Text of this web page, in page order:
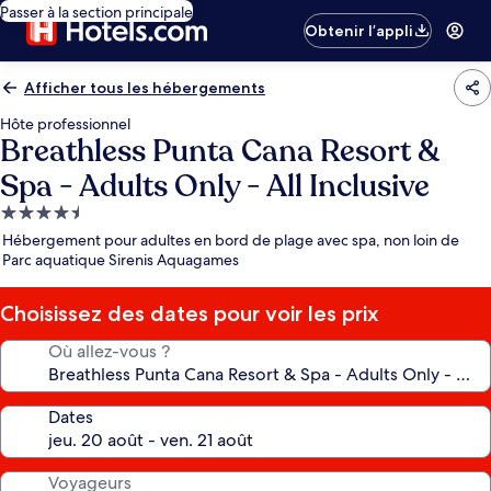
Passer à la section principale
Obtenir l’appli
Afficher tous les hébergements
Hôte professionnel
Breathless Punta Cana Resort &
Spa - Adults Only - All Inclusive
Hébergement
4.5 étoiles
Hébergement pour adultes en bord de plage avec spa, non loin de
Parc aquatique Sirenis Aquagames
Choisissez des dates pour voir les prix
Où allez-vous ?
Dates
Voyageurs